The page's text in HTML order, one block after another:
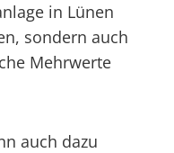
in Lünen
sondern auch
Mehrwerte
auch dazu